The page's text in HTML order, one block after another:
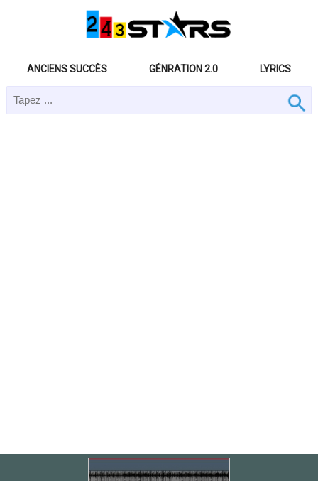
ANCIENS SUCCÈS GÉNRATION 2.0 LYRICS